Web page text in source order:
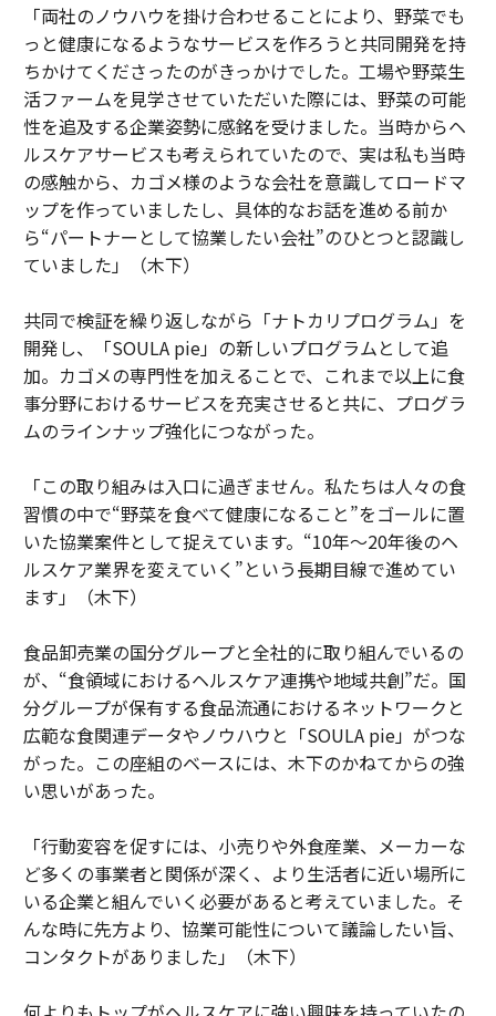
「両社のノウハウを掛け合わせることにより、野菜でも
っと健康になるようなサービスを作ろうと共同開発を持
ちかけてくださったのがきっかけでした。工場や野菜生
活ファームを見学させていただいた際には、野菜の可能
性を追及する企業姿勢に感銘を受けました。当時からヘ
ルスケアサービスも考えられていたので、実は私も当時
の感触から、カゴメ様のような会社を意識してロードマ
ップを作っていましたし、具体的なお話を進める前か
ら“パートナーとして協業したい会社”のひとつと認識し
ていました」（木下）
共同で検証を繰り返しながら「ナトカリプログラム」を
開発し、「SOULA pie」の新しいプログラムとして追
加。カゴメの専門性を加えることで、これまで以上に食
事分野におけるサービスを充実させると共に、プログラ
ムのラインナップ強化につながった。
「この取り組みは入口に過ぎません。私たちは人々の食
習慣の中で“野菜を食べて健康になること”をゴールに置
いた協業案件として捉えています。“10年～20年後のヘ
ルスケア業界を変えていく”という長期目線で進めてい
ます」（木下）
食品卸売業の国分グループと全社的に取り組んでいるの
が、“食領域におけるヘルスケア連携や地域共創”だ。国
分グループが保有する食品流通におけるネットワークと
広範な食関連データやノウハウと「SOULA pie」がつな
がった。この座組のベースには、木下のかねてからの強
い思いがあった。
「行動変容を促すには、小売りや外食産業、メーカーな
ど多くの事業者と関係が深く、より生活者に近い場所に
いる企業と組んでいく必要があると考えていました。そ
んな時に先方より、協業可能性について議論したい旨、
コンタクトがありました」（木下）